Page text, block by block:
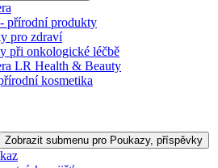
přírodní produkty
pro zdraví
při onkologické léčbě
LR Health & Beauty
kosmetika
Zobrazit submenu pro Poukazy, příspěvky